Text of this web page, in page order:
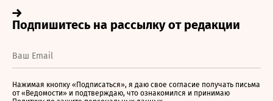
Нажимая кнопку «Подписаться», я даю свое согласие получать письма
от «Ведомости» и подтверждаю, что ознакомился и принимаю